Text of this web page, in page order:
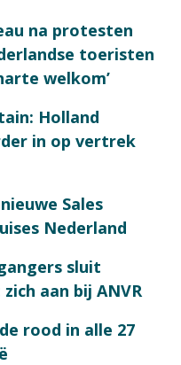
na protesten
toeristen
welkom’
Holland
in op vertrek
Sales
Nederland
sluit
aan bij ANVR
rood in alle 27